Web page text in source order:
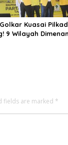
Kuasai
9 Wilayah
fields are marked *